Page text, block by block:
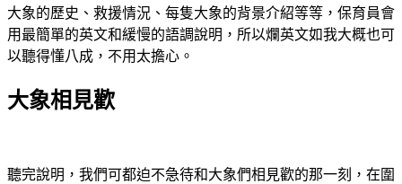
大象的歷史、救援情況、每隻大象的背景介紹等等，保育員會
用最簡單的英文和緩慢的語調說明，所以爛英文如我大概也可
以聽得懂八成，不用太擔心。
大象相見歡
聽完說明，我們可都迫不急待和大象們相見歡的那一刻，在圍